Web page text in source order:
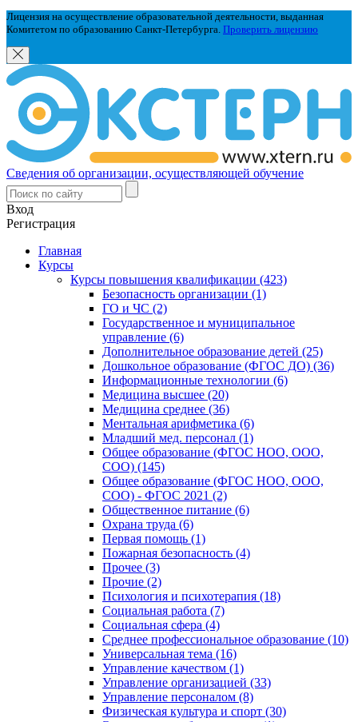
Лицензия на осуществление образовательной деятельности, выданная
Комитетом по образованию Санкт-Петербурга. Проверить лицензию
Сведения об организации, осуществляющей обучение
Вход
Регистрация
Главная
Курсы
Курсы повышения квалификации (423)
Безопасность организации (1)
ГО и ЧС (2)
Государственное и муниципальное
управление (6)
Дополнительное образование детей (25)
Дошкольное образование (ФГОС ДО) (36)
Информационные технологии (6)
Медицина высшее (20)
Медицина среднее (36)
Ментальная арифметика (6)
Младший мед. персонал (1)
Общее образование (ФГОС НОО, ООО,
СОО) (145)
Общее образование (ФГОС НОО, ООО,
СОО) - ФГОС 2021 (2)
Общественное питание (6)
Охрана труда (6)
Первая помощь (1)
Пожарная безопасность (4)
Прочее (3)
Прочие (2)
Психология и психотерапия (18)
Социальная работа (7)
Социальная сфера (4)
Среднее профессиональное образование (10)
Универсальная тема (16)
Управление качеством (1)
Управление организацией (33)
Управление персоналом (8)
Физическая культура и спорт (30)